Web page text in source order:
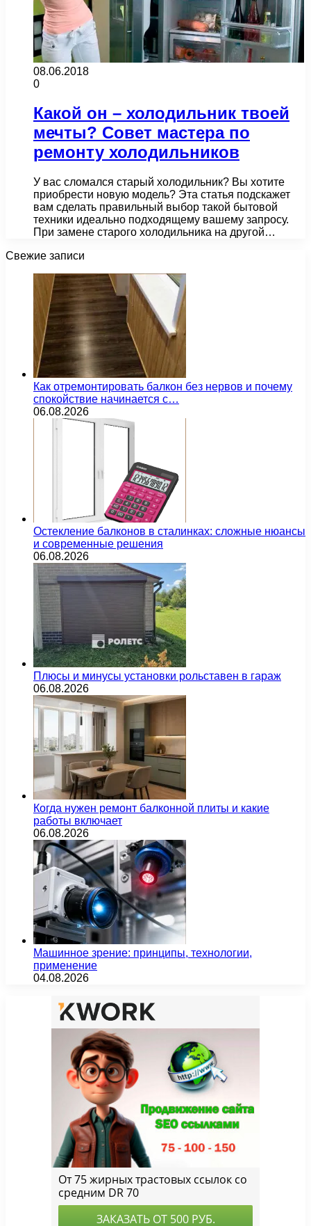
08.06.2018
0
Какой он – холодильник твоей
мечты? Совет мастера по
ремонту холодильников
У вас сломался старый холодильник? Вы хотите
приобрести новую модель? Эта статья подскажет
вам сделать правильный выбор такой бытовой
техники идеально подходящему вашему запросу.
При замене старого холодильника на другой…
Свежие записи
Как отремонтировать балкон без нервов и почему
спокойствие начинается с…
06.08.2026
Остекление балконов в сталинках: сложные нюансы
и современные решения
06.08.2026
Плюсы и минусы установки рольставен в гараж
06.08.2026
Когда нужен ремонт балконной плиты и какие
работы включает
06.08.2026
Машинное зрение: принципы, технологии,
применение
04.08.2026